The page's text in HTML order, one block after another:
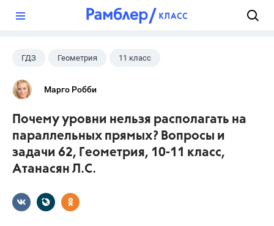
ГДЗ Геометрия 11 класс
10 класс
Марго Робби
Почему уровни нельзя располагать на
параллельных прямых? Вопросы и
задачи 62, Геометрия, 10-11 класс,
Атанасян Л.С.